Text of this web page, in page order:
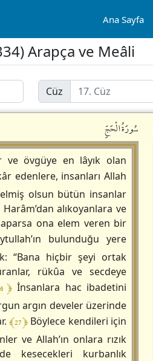
Ana Sayfa
Arapça ve Meâli
Cüz
سُورَةُالْحَجِّ
ve övgüye en lâyık olan
edenlere, insanları Allah
olsun bütün insanlar
alıkoyanlara ve
ona elem veren bir
bulunduğu yere
“Bana hiçbir şeyi ortak
rükûa ve secdeye
﴾İnsanlara hac ibadetini
argın develer üzerinde
﴾ 27 ﴿Böylece kendileri için
ve Allah’ın onlara rızık
kesecekleri kurbanlık